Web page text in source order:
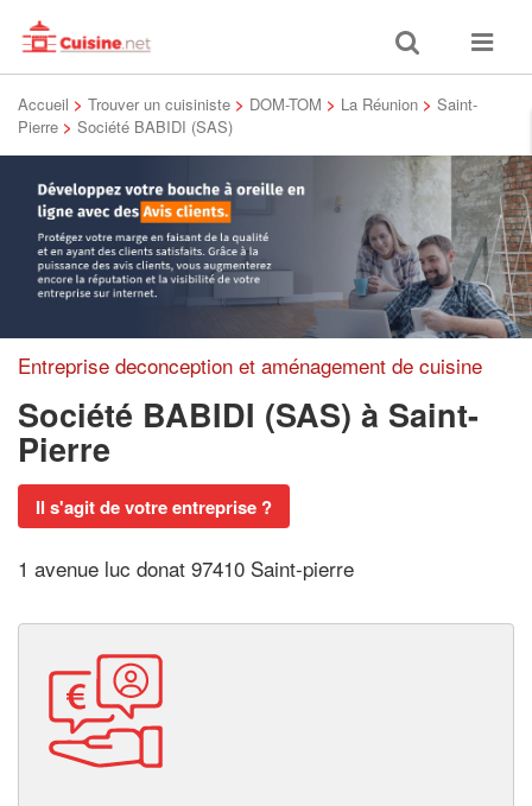
Toggle
search
Toggle
Accueil > Trouver un cuisiniste > DOM-TOM > La Réunion > Saint-
Pierre > Société BABIDI (SAS)
Entreprise deconception et aménagement de cuisine
Société BABIDI (SAS) à Saint-
Pierre
Il s'agit de votre entreprise ?
1 avenue luc donat 97410 Saint-pierre